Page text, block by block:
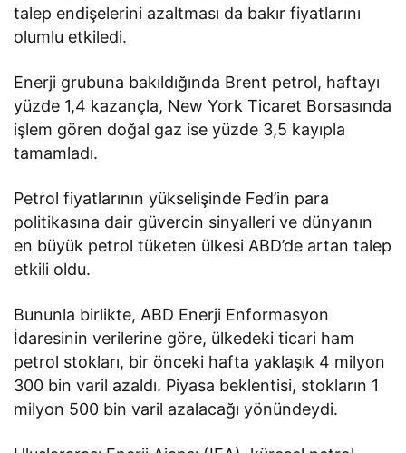
talep endişelerini azaltması da bakır fiyatlarını
olumlu etkiledi.
Enerji grubuna bakıldığında Brent petrol, haftayı
yüzde 1,4 kazançla, New York Ticaret Borsasında
işlem gören doğal gaz ise yüzde 3,5 kayıpla
tamamladı.
Petrol fiyatlarının yükselişinde Fed’in para
politikasına dair güvercin sinyalleri ve dünyanın
en büyük petrol tüketen ülkesi ABD’de artan talep
etkili oldu.
Bununla birlikte, ABD Enerji Enformasyon
İdaresinin verilerine göre, ülkedeki ticari ham
petrol stokları, bir önceki hafta yaklaşık 4 milyon
300 bin varil azaldı. Piyasa beklentisi, stokların 1
milyon 500 bin varil azalacağı yönündeydi.